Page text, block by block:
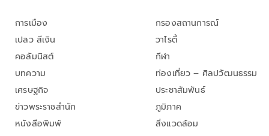
การเมือง
เปลว สีเงิน
คอลัมนิสต์
บทความ
เศรษฐกิจ
ข่าวพระราชสำนัก
หนังสือพิมพ์
กรองสถานการณ์
วาไรตี้
กีฬา
ท่องเที่ยว – ศิลปวัฒนธรรม
ประชาสัมพันธ์
ภูมิภาค
สิ่งแวดล้อม